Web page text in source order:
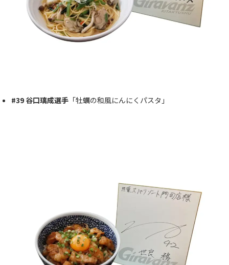
#39 谷口璃成選手 「牡蠣の和風にんにくパスタ」